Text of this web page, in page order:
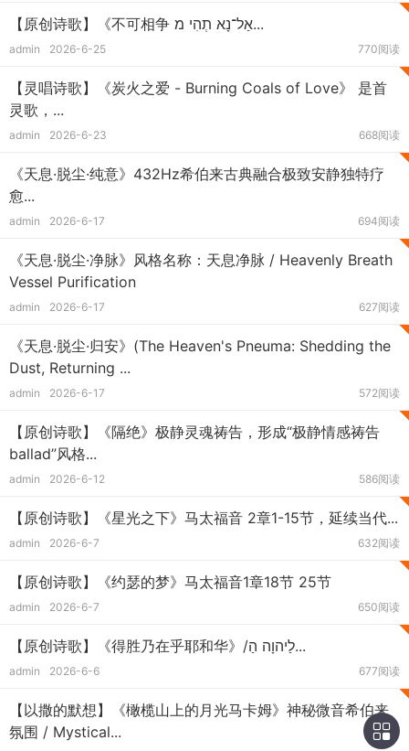
【原创诗歌】《不可相争 אַל־נָא תְהִי מ...
admin 2026-6-25 770阅读
【灵唱诗歌】《炭火之爱 - Burning Coals of Love》 是首
灵歌，...
admin 2026-6-23 668阅读
《天息·脱尘·纯意》432Hz希伯来古典融合极致安静独特疗
愈...
admin 2026-6-17 694阅读
《天息·脱尘·净脉》风格名称：天息净脉 / Heavenly Breath
Vessel Purification
admin 2026-6-17 627阅读
《天息·脱尘·归安》(The Heaven's Pneuma: Shedding the
Dust, Returning ...
admin 2026-6-17 572阅读
【原创诗歌】《隔绝》极静灵魂祷告，形成“极静情感祷告
ballad”风格...
admin 2026-6-12 586阅读
【原创诗歌】《星光之下》马太福音 2章1-15节，延续当代...
admin 2026-6-7 632阅读
【原创诗歌】《约瑟的梦》马太福音1章18节 25节
admin 2026-6-7 650阅读
【原创诗歌】《得胜乃在乎耶和华》/לַיהוָה הַ...
admin 2026-6-6 677阅读
【以撒的默想】《橄榄山上的月光马卡姆》神秘微音希伯来
氛围 / Mystical...